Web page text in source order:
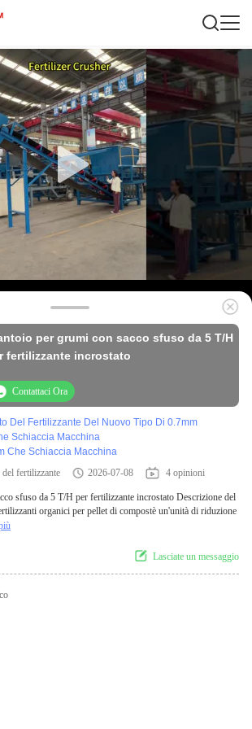
per grumi con sacco sfuso da 5 T/H
fertilizzante incrostato
Contattaci Ora
Del Fertilizzante Del Nuovo Tipo Di 0.7mm
Schiaccia Macchina
Che Schiaccia Macchina
fertilizzante
2026-07-08 4 opinioni
sfuso da 5 T/H per fertilizzante incrostato Descrizione del
organici per pellet di compostè un'unità di riduzione
Lasciate un messaggio